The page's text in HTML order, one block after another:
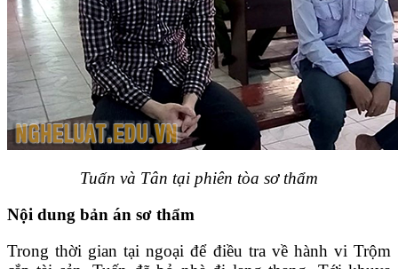
Tuấn và Tân tại phiên tòa sơ thẩm
Nội dung bản án sơ thẩm
Trong thời gian tại ngoại để điều tra về hành vi Trộm